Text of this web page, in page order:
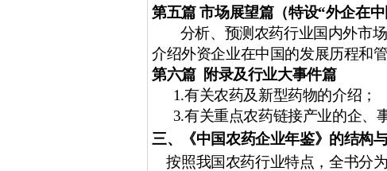
第五篇 市场展望篇（特设“外企在中
分析、预测农药行业国内外市
介绍外资企业在中国的发展历程和管
第六篇 附录及行业大事件篇
1.有关农药及新型药物的介绍；
3.有关重点农药链接产业的企、
三、《中国农药企业年鉴》的结构
按照我国农药行业特点，全书分